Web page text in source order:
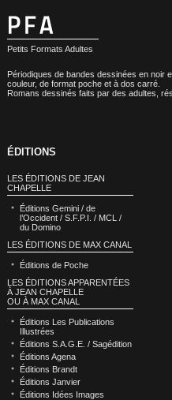
Petits Formats Adultes
Périodiques de bandes dessinées en noir
couleur, de format poche et à dos carré.
Romans dessinés faits par des adultes,
ÉDITIONS
LES ÉDITIONS DE JEAN
CHAPELLE
Éditions Gemini / de
l’Occident / S.F.P.I. / MCL /
du Domino
LES ÉDITIONS DE MAX CANAL
Éditions de Poche
LES ÉDITIONS APPARENTÉES
À JEAN CHAPELLE
OU À MAX CANAL
Éditions Les Publications
Illustrées
Éditions S.A.G.E. / Sagédition
Éditions Agena
Éditions Brandt
Éditions Janvier
Éditions Idées Images